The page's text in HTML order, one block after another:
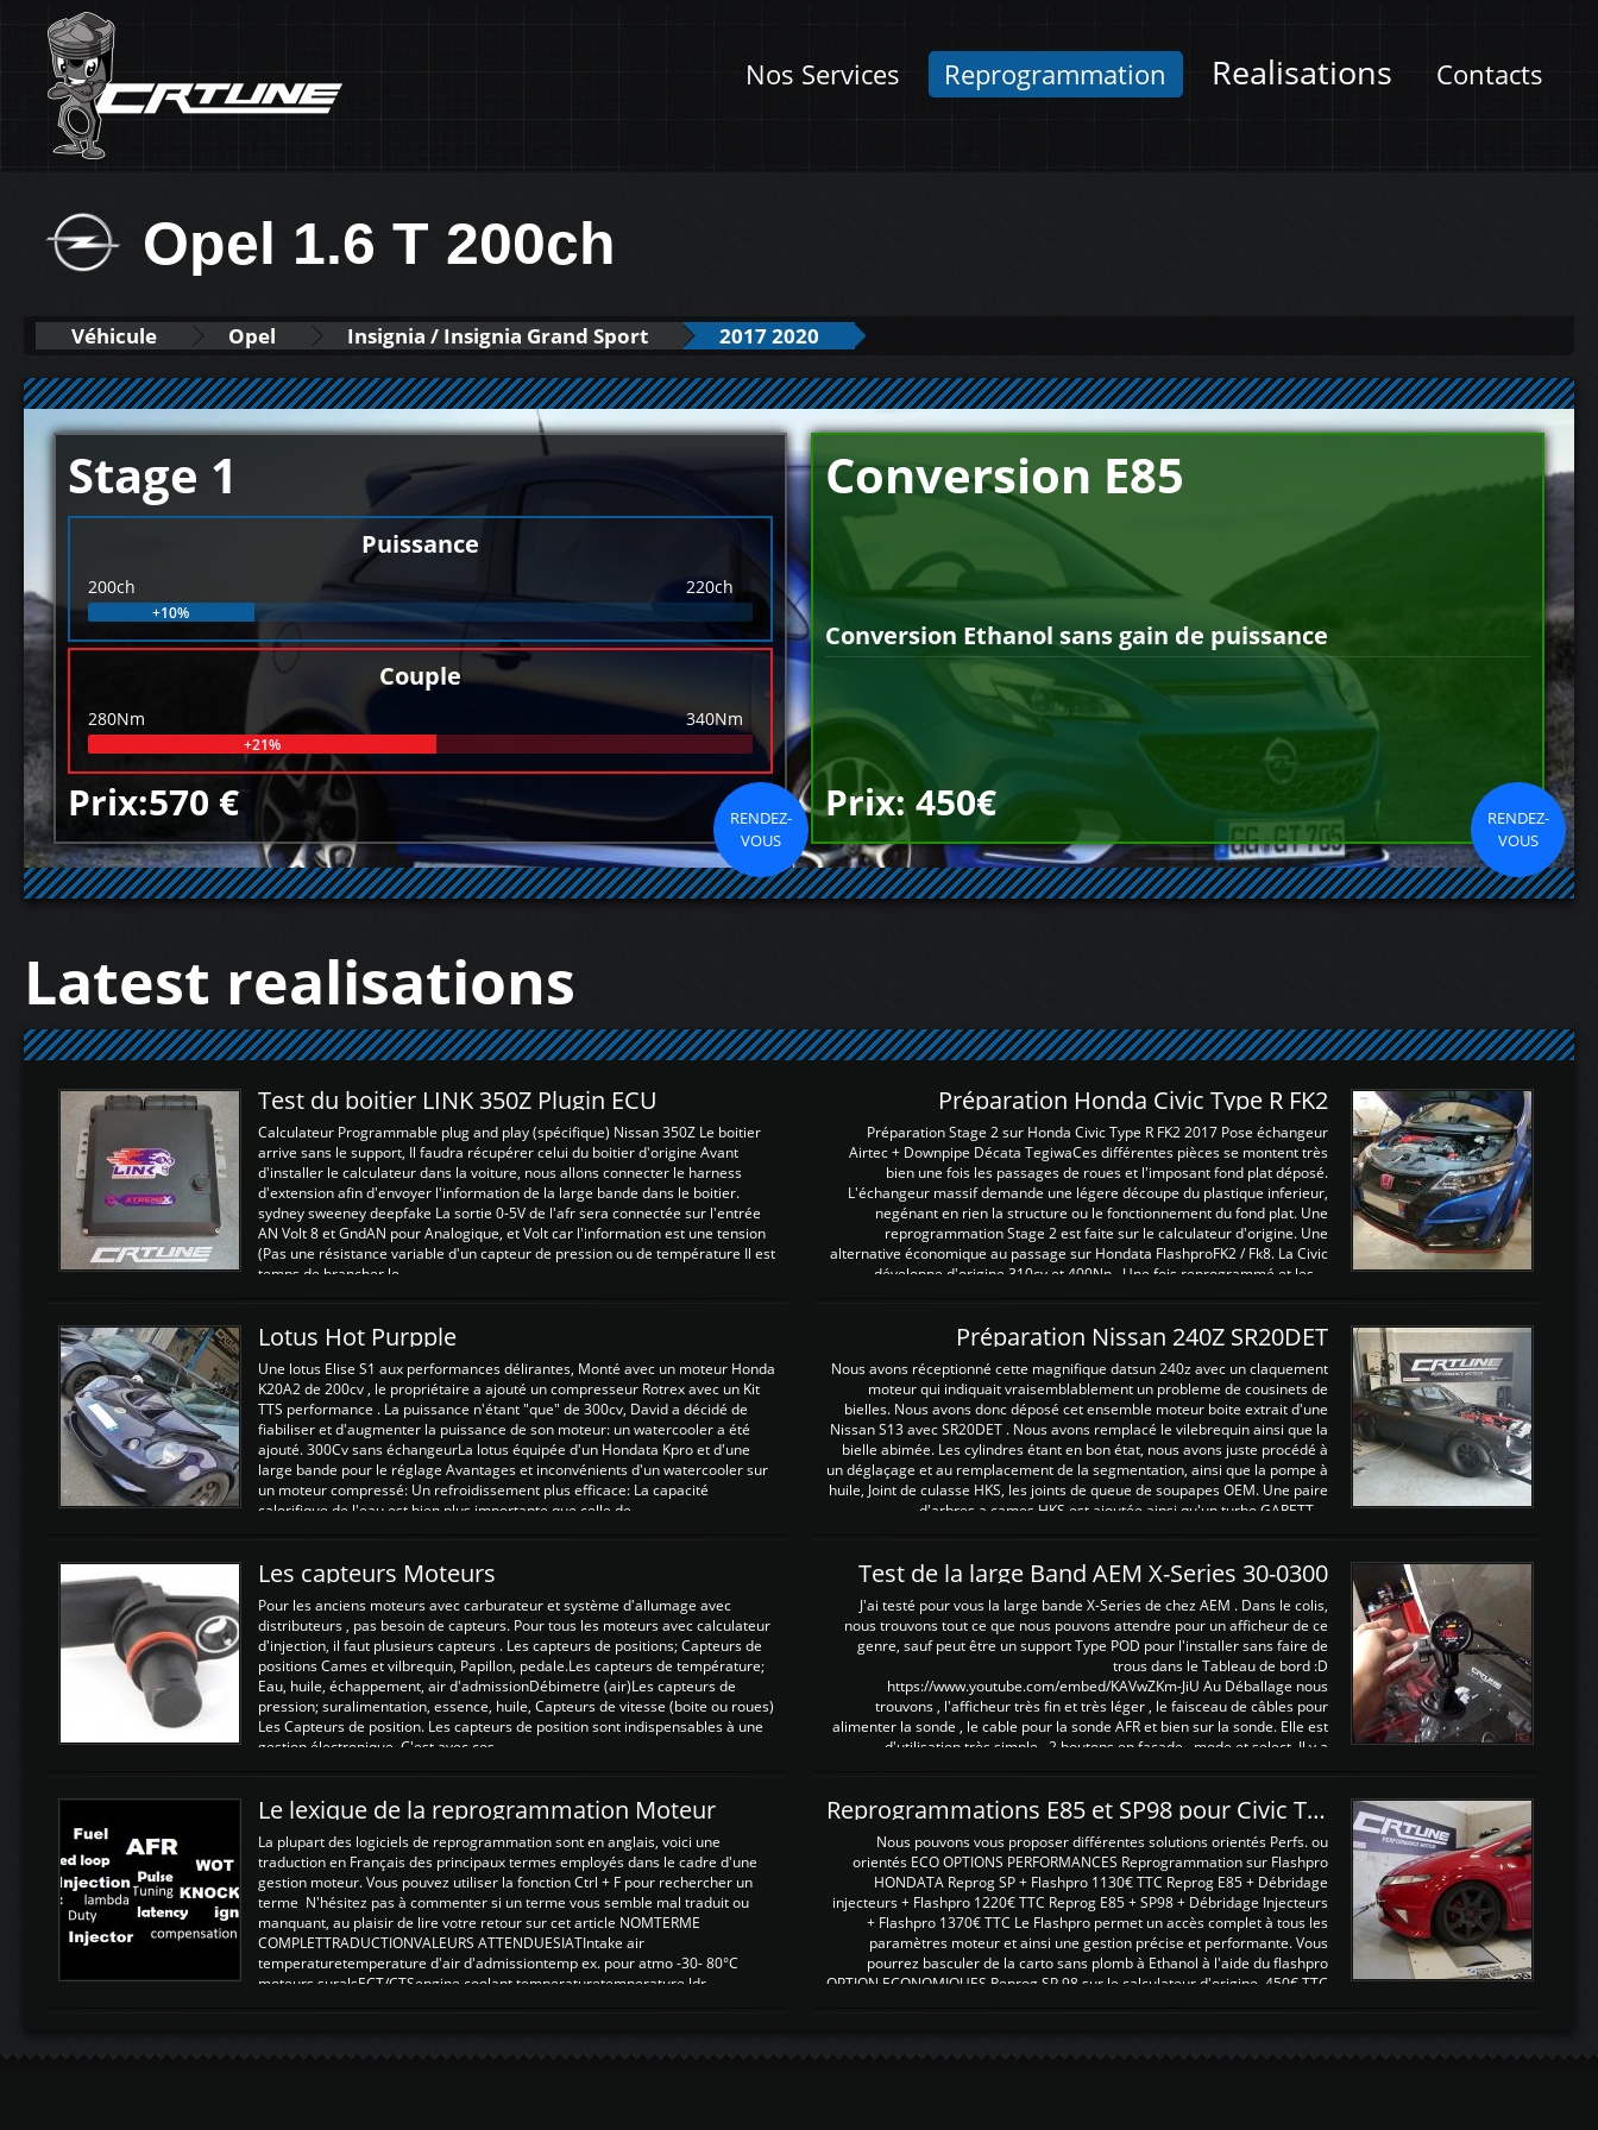
Nos Services Reprogrammation Realisations Contacts
Opel 1.6 T 200ch
Véhicule Opel Insignia / Insignia Grand Sport 2017 2020
Stage 1
Puissance
200ch 220ch
+10%
Couple
280Nm 340Nm
+21%
Prix:570 €
RENDEZ-
VOUS
Conversion E85
Conversion Ethanol sans gain de puissance
Prix: 450€
RENDEZ-
VOUS
Latest realisations
Test du boitier LINK 350Z Plugin ECU
Calculateur Programmable plug and play (spécifique) Nissan 350Z Le boitier
arrive sans le support, Il faudra récupérer celui du boitier d'origine Avant
d'installer le calculateur dans la voiture, nous allons connecter le harness
d'extension afin d'envoyer l'information de la large bande dans le boitier.
sydney sweeney deepfake La sortie 0-5V de l'afr sera connectée sur l'entrée
AN Volt 8 et GndAN pour Analogique, et Volt car l'information est une tension
(Pas une résistance variable d'un capteur de pression ou de température Il est
temps de brancher le ...
Préparation Honda Civic Type R FK2
Préparation Stage 2 sur Honda Civic Type R FK2 2017 Pose échangeur
Airtec + Downpipe Décata TegiwaCes différentes pièces se montent très
bien une fois les passages de roues et l'imposant fond plat déposé.
L'échangeur massif demande une légere découpe du plastique inferieur,
negénant en rien la structure ou le fonctionnement du fond plat. Une
reprogrammation Stage 2 est faite sur le calculateur d'origine. Une
alternative économique au passage sur Hondata FlashproFK2 / Fk8. La Civic
développe d'origine 310cv et 400Nn , Une fois reprogrammé et les ...
Lotus Hot Purpple
Une lotus Elise S1 aux performances délirantes, Monté avec un moteur Honda
K20A2 de 200cv , le propriétaire a ajouté un compresseur Rotrex avec un Kit
TTS performance . La puissance n'étant "que" de 300cv, David a décidé de
fiabiliser et d'augmenter la puissance de son moteur: un watercooler a été
ajouté. 300Cv sans échangeurLa lotus équipée d'un Hondata Kpro et d'une
large bande pour le réglage Avantages et inconvénients d'un watercooler sur
un moteur compressé: Un refroidissement plus efficace: La capacité
calorifique de l'eau est bien plus importante que celle de ...
Préparation Nissan 240Z SR20DET
Nous avons réceptionné cette magnifique datsun 240z avec un claquement
moteur qui indiquait vraisemblablement un probleme de cousinets de
bielles. Nous avons donc déposé cet ensemble moteur boite extrait d'une
Nissan S13 avec SR20DET . Nous avons remplacé le vilebrequin ainsi que la
bielle abimée. Les cylindres étant en bon état, nous avons juste procédé à
un déglaçage et au remplacement de la segmentation, ainsi que la pompe à
huile, Joint de culasse HKS, les joints de queue de soupapes OEM. Une paire
d'arbres a cames HKS est ajoutée ainsi qu'un turbo GARETT ...
Les capteurs Moteurs
Pour les anciens moteurs avec carburateur et système d'allumage avec
distributeurs , pas besoin de capteurs. Pour tous les moteurs avec calculateur
d'injection, il faut plusieurs capteurs . Les capteurs de positions; Capteurs de
positions Cames et vilbrequin, Papillon, pedale.Les capteurs de température;
Eau, huile, échappement, air d'admissionDébimetre (air)Les capteurs de
pression; suralimentation, essence, huile, Capteurs de vitesse (boite ou roues)
Les Capteurs de position. Les capteurs de position sont indispensables à une
gestion électronique. C'est avec ces ...
Test de la large Band AEM X-Series 30-0300
J'ai testé pour vous la large bande X-Series de chez AEM . Dans le colis,
nous trouvons tout ce que nous pouvons attendre pour un afficheur de ce
genre, sauf peut être un support Type POD pour l'installer sans faire de
trous dans le Tableau de bord :D
https://www.youtube.com/embed/KAVwZKm-JiU Au Déballage nous
trouvons , l'afficheur très fin et très léger , le faisceau de câbles pour
alimenter la sonde , le cable pour la sonde AFR et bien sur la sonde. Elle est
d'utilisation très simple , 2 boutons en façade , mode et select. Il y a
Le lexique de la reprogrammation Moteur
La plupart des logiciels de reprogrammation sont en anglais, voici une
traduction en Français des principaux termes employés dans le cadre d'une
gestion moteur. Vous pouvez utiliser la fonction Ctrl + F pour rechercher un
terme N'hésitez pas à commenter si un terme vous semble mal traduit ou
manquant, au plaisir de lire votre retour sur cet article NOMTERME
COMPLETTRADUCTIONVALEURS ATTENDUESIATIntake air
temperaturetemperature d'air d'admissiontemp ex. pour atmo -30- 80°C
moteurs suralsECT/CTSengine coolant temperaturetemperature ldr
Reprogrammations E85 et SP98 pour Civic Type R FN2
Nous pouvons vous proposer différentes solutions orientés Perfs. ou
orientés ECO OPTIONS PERFORMANCES Reprogrammation sur Flashpro
HONDATA Reprog SP + Flashpro 1130€ TTC Reprog E85 + Débridage
injecteurs + Flashpro 1220€ TTC Reprog E85 + SP98 + Débridage Injecteurs
+ Flashpro 1370€ TTC Le Flashpro permet un accès complet à tous les
paramètres moteur et ainsi une gestion précise et performante. Vous
pourrez basculer de la carto sans plomb à Ethanol à l'aide du flashpro
OPTION ECONOMIQUES Reprog SP 98 sur le calculateur d'origine 450€ TTC